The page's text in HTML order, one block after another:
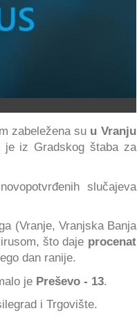
zabeležena su u Vranju
je iz Gradskog štaba za
slučajeva
(Vranje, Vranjska Banja
što daje procenat
dan ranije.
je Preševo - 13.
i Trgovište.